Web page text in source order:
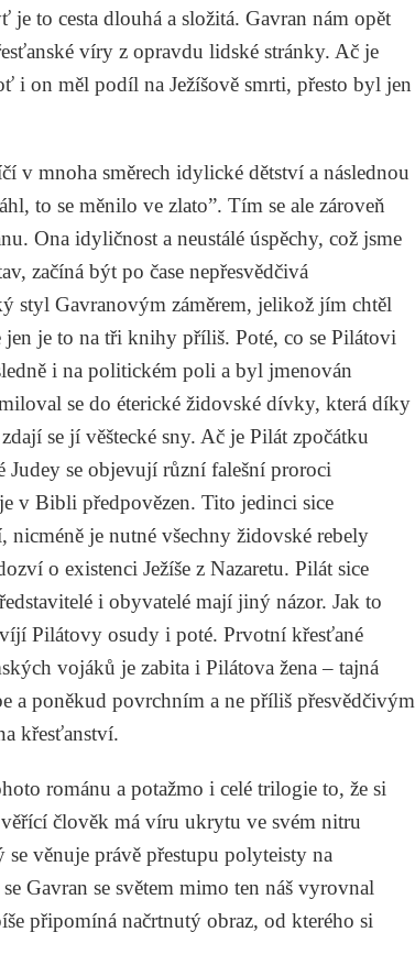
to cesta dlouhá a složitá. Gavran nám opět
víry z opravdu lidské stránky. Ač je
i on měl podíl na Ježíšově smrti, přesto byl jen
v mnoha směrech idylické dětství a následnou
to se měnilo ve zlato”. Tím se ale zároveň
Ona idyličnost a neustálé úspěchy, což jsme
začíná být po čase nepřesvědčivá
styl Gavranovým záměrem, jelikož jím chtěl
je to na tři knihy příliš. Poté, co se Pilátovi
i na politickém poli a byl jmenován
se do éterické židovské dívky, která díky
se jí věštecké sny. Ač je Pilát zpočátku
se objevují různí falešní proroci
v Bibli předpovězen. Tito jedinci sice
nicméně je nutné všechny židovské rebely
o existenci Ježíše z Nazaretu. Pilát sice
i obyvatelé mají jiný názor. Jak to
Pilátovy osudy i poté. Prvotní křesťané
vojáků je zabita i Pilátova žena – tajná
a poněkud povrchním a ne příliš přesvědčivým
křesťanství.
románu a potažmo i celé trilogie to, že si
člověk má víru ukrytu ve svém nitru
věnuje právě přestupu polyteisty na
Gavran se světem mimo ten náš vyrovnal
připomíná načrtnutý obraz, od kterého si